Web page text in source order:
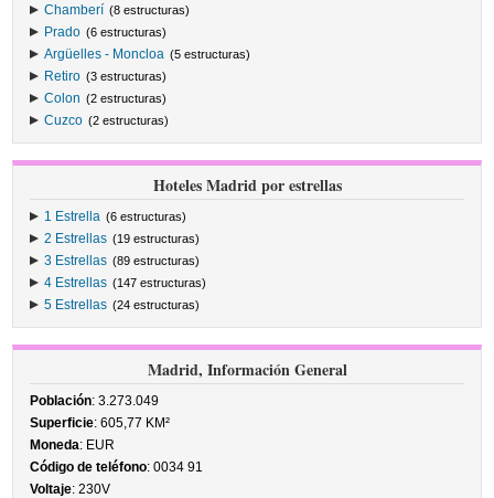
Chamberí (8 estructuras)
Prado (6 estructuras)
Argüelles - Moncloa (5 estructuras)
Retiro (3 estructuras)
Colon (2 estructuras)
Cuzco (2 estructuras)
Hoteles Madrid por estrellas
1 Estrella (6 estructuras)
2 Estrellas (19 estructuras)
3 Estrellas (89 estructuras)
4 Estrellas (147 estructuras)
5 Estrellas (24 estructuras)
Madrid, Información General
Población: 3.273.049
Superficie: 605,77 KM²
Moneda: EUR
Código de teléfono: 0034 91
Voltaje: 230V